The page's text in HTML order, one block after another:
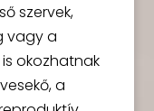
szervek,
vagy a
okozhatnak
a